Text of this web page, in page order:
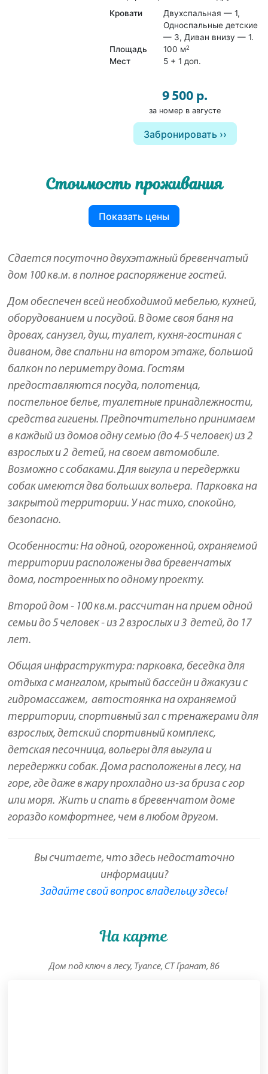
Кровати
Двухспальная — 1,
Односпальные детские
— 3, Диван внизу — 1.
Площадь
100 м2
Мест 5 + 1 доп.
9 500 р.
за номер в августе
Забронировать
Стоимость проживания
Показать цены
Сдается посуточно двухэтажный бревенчатый
дом 100 кв.м. в полное распоряжение гостей.
Дом обеспечен всей необходимой мебелью, кухней,
оборудованием и посудой. В доме своя баня на
дровах, санузел, душ, туалет, кухня-гостиная с
диваном, две спальни на втором этаже, большой
балкон по периметру дома. Гостям
предоставляются посуда, полотенца,
постельное белье, туалетные принадлежности,
средства гигиены. Предпочтительно принимаем
в каждый из домов одну семью (до 4-5 человек) из 2
взрослых и 2 детей, на своем автомобиле.
Возможно с собаками. Для выгула и передержки
собак имеются два больших вольера. Парковка на
закрытой территории. У нас тихо, спокойно,
безопасно.
Особенности: На одной, огороженной, охраняемой
территории расположены два бревенчатых
дома, построенных по одному проекту.
Второй дом - 100 кв.м. рассчитан на прием одной
семьи до 5 человек - из 2 взрослых и 3 детей, до 17
лет.
Общая инфраструктура: парковка, беседка для
отдыха с мангалом, крытый бассейн и джакузи с
гидромассажем, автостоянка на охраняемой
территории, спортивный зал с тренажерами для
взрослых, детский спортивный комплекс,
детская песочница, вольеры для выгула и
передержки собак. Дома расположены в лесу, на
горе, где даже в жару прохладно из-за бриза с гор
или моря. Жить и спать в бревенчатом доме
гораздо комфортнее, чем в любом другом.
Вы считаете, что здесь недостаточно
информации?
Задайте свой вопрос владельцу здесь!
На карте
Дом под ключ в лесу, Туапсе, СТ Гранат, 86